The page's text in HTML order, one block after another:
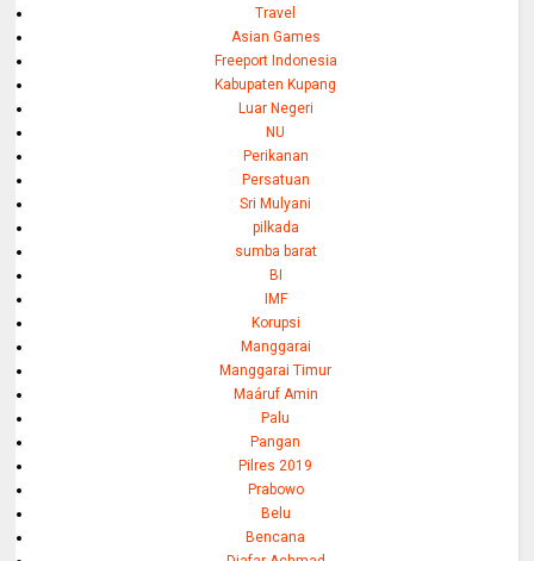
Travel
Asian Games
Freeport Indonesia
Kabupaten Kupang
Luar Negeri
NU
Perikanan
Persatuan
Sri Mulyani
pilkada
sumba barat
BI
IMF
Korupsi
Manggarai
Manggarai Timur
Maáruf Amin
Palu
Pangan
Pilres 2019
Prabowo
Belu
Bencana